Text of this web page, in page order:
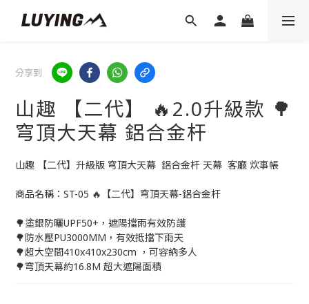
分享到
山趣 【二代】 🔥2.0升級款 🌳
穹頂大天幕 鋁合金杆
山趣 【二代】升級版 穹頂大天幕  鋁合金杆 天幕  客廳 炊事帳
商品名稱：ST-05 🔥【二代】穹頂天幕-鋁合金杆
🌳塗銀防曬UPF50+，遮陽擋雨有效防護
🌳防水壓PU3000MM，有效抵擋下雨天
🌳超大空間410x410x230cm ，可容納多人
🌳穹頂天幕約16.8M 超大遮陽面積